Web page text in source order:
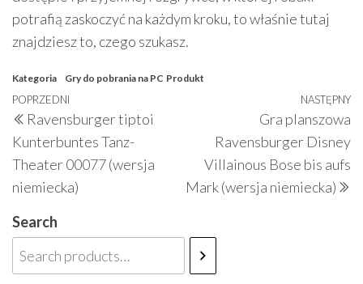
potrafią zaskoczyć na każdym kroku, to właśnie tutaj
znajdziesz to, czego szukasz.
Kategoria Gry do pobrania na PC Produkt
Nawigacja
wpisu
Poprzedni
wpis
POPRZEDNI
Ravensburger tiptoi
Kunterbuntes Tanz-
Theater 00077 (wersja
niemiecka)
NASTĘPNY
Gra planszowa
Ravensburger Disney
Villainous Bose bis aufs
Mark (wersja niemiecka)
Search